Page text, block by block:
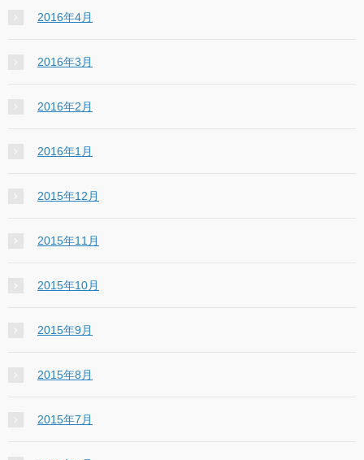
2016年4月
2016年3月
2016年2月
2016年1月
2015年12月
2015年11月
2015年10月
2015年9月
2015年8月
2015年7月